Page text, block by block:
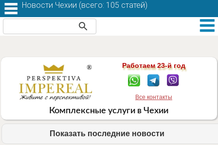
Работаем 23-й год
Все контакты
Комплексные услуги в Чехии
Показать последние новости
Новости Чехии (всего: 105 статей)